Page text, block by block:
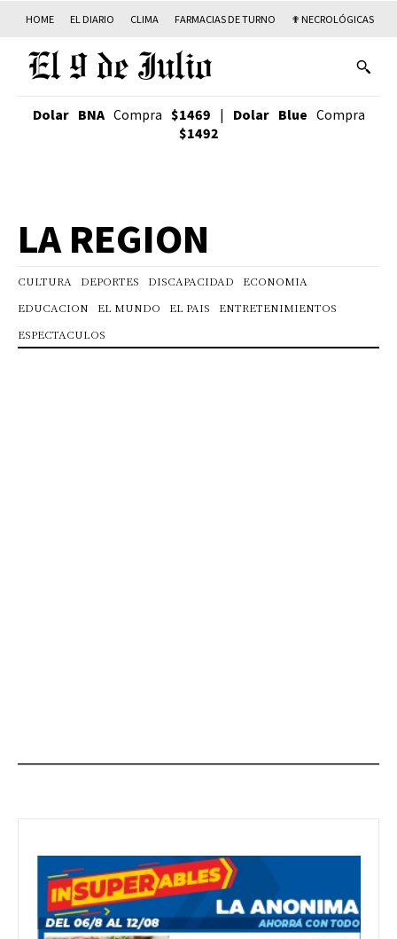
HOME EL DIARIO CLIMA FARMACIAS DE TURNO ✟ NECROLÓGICAS
Dolar BNACompra $1469 | Dolar Blue Compra
$1492
LA REGION
CULTURA DEPORTES DISCAPACIDAD
ECONOMIA
EDUCACION
EL MUNDO EL PAIS
ENTRETENIMIENTOS
ESPECTACULOS